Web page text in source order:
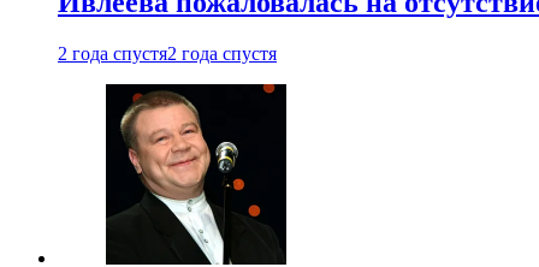
2 года спустя2 года спустя